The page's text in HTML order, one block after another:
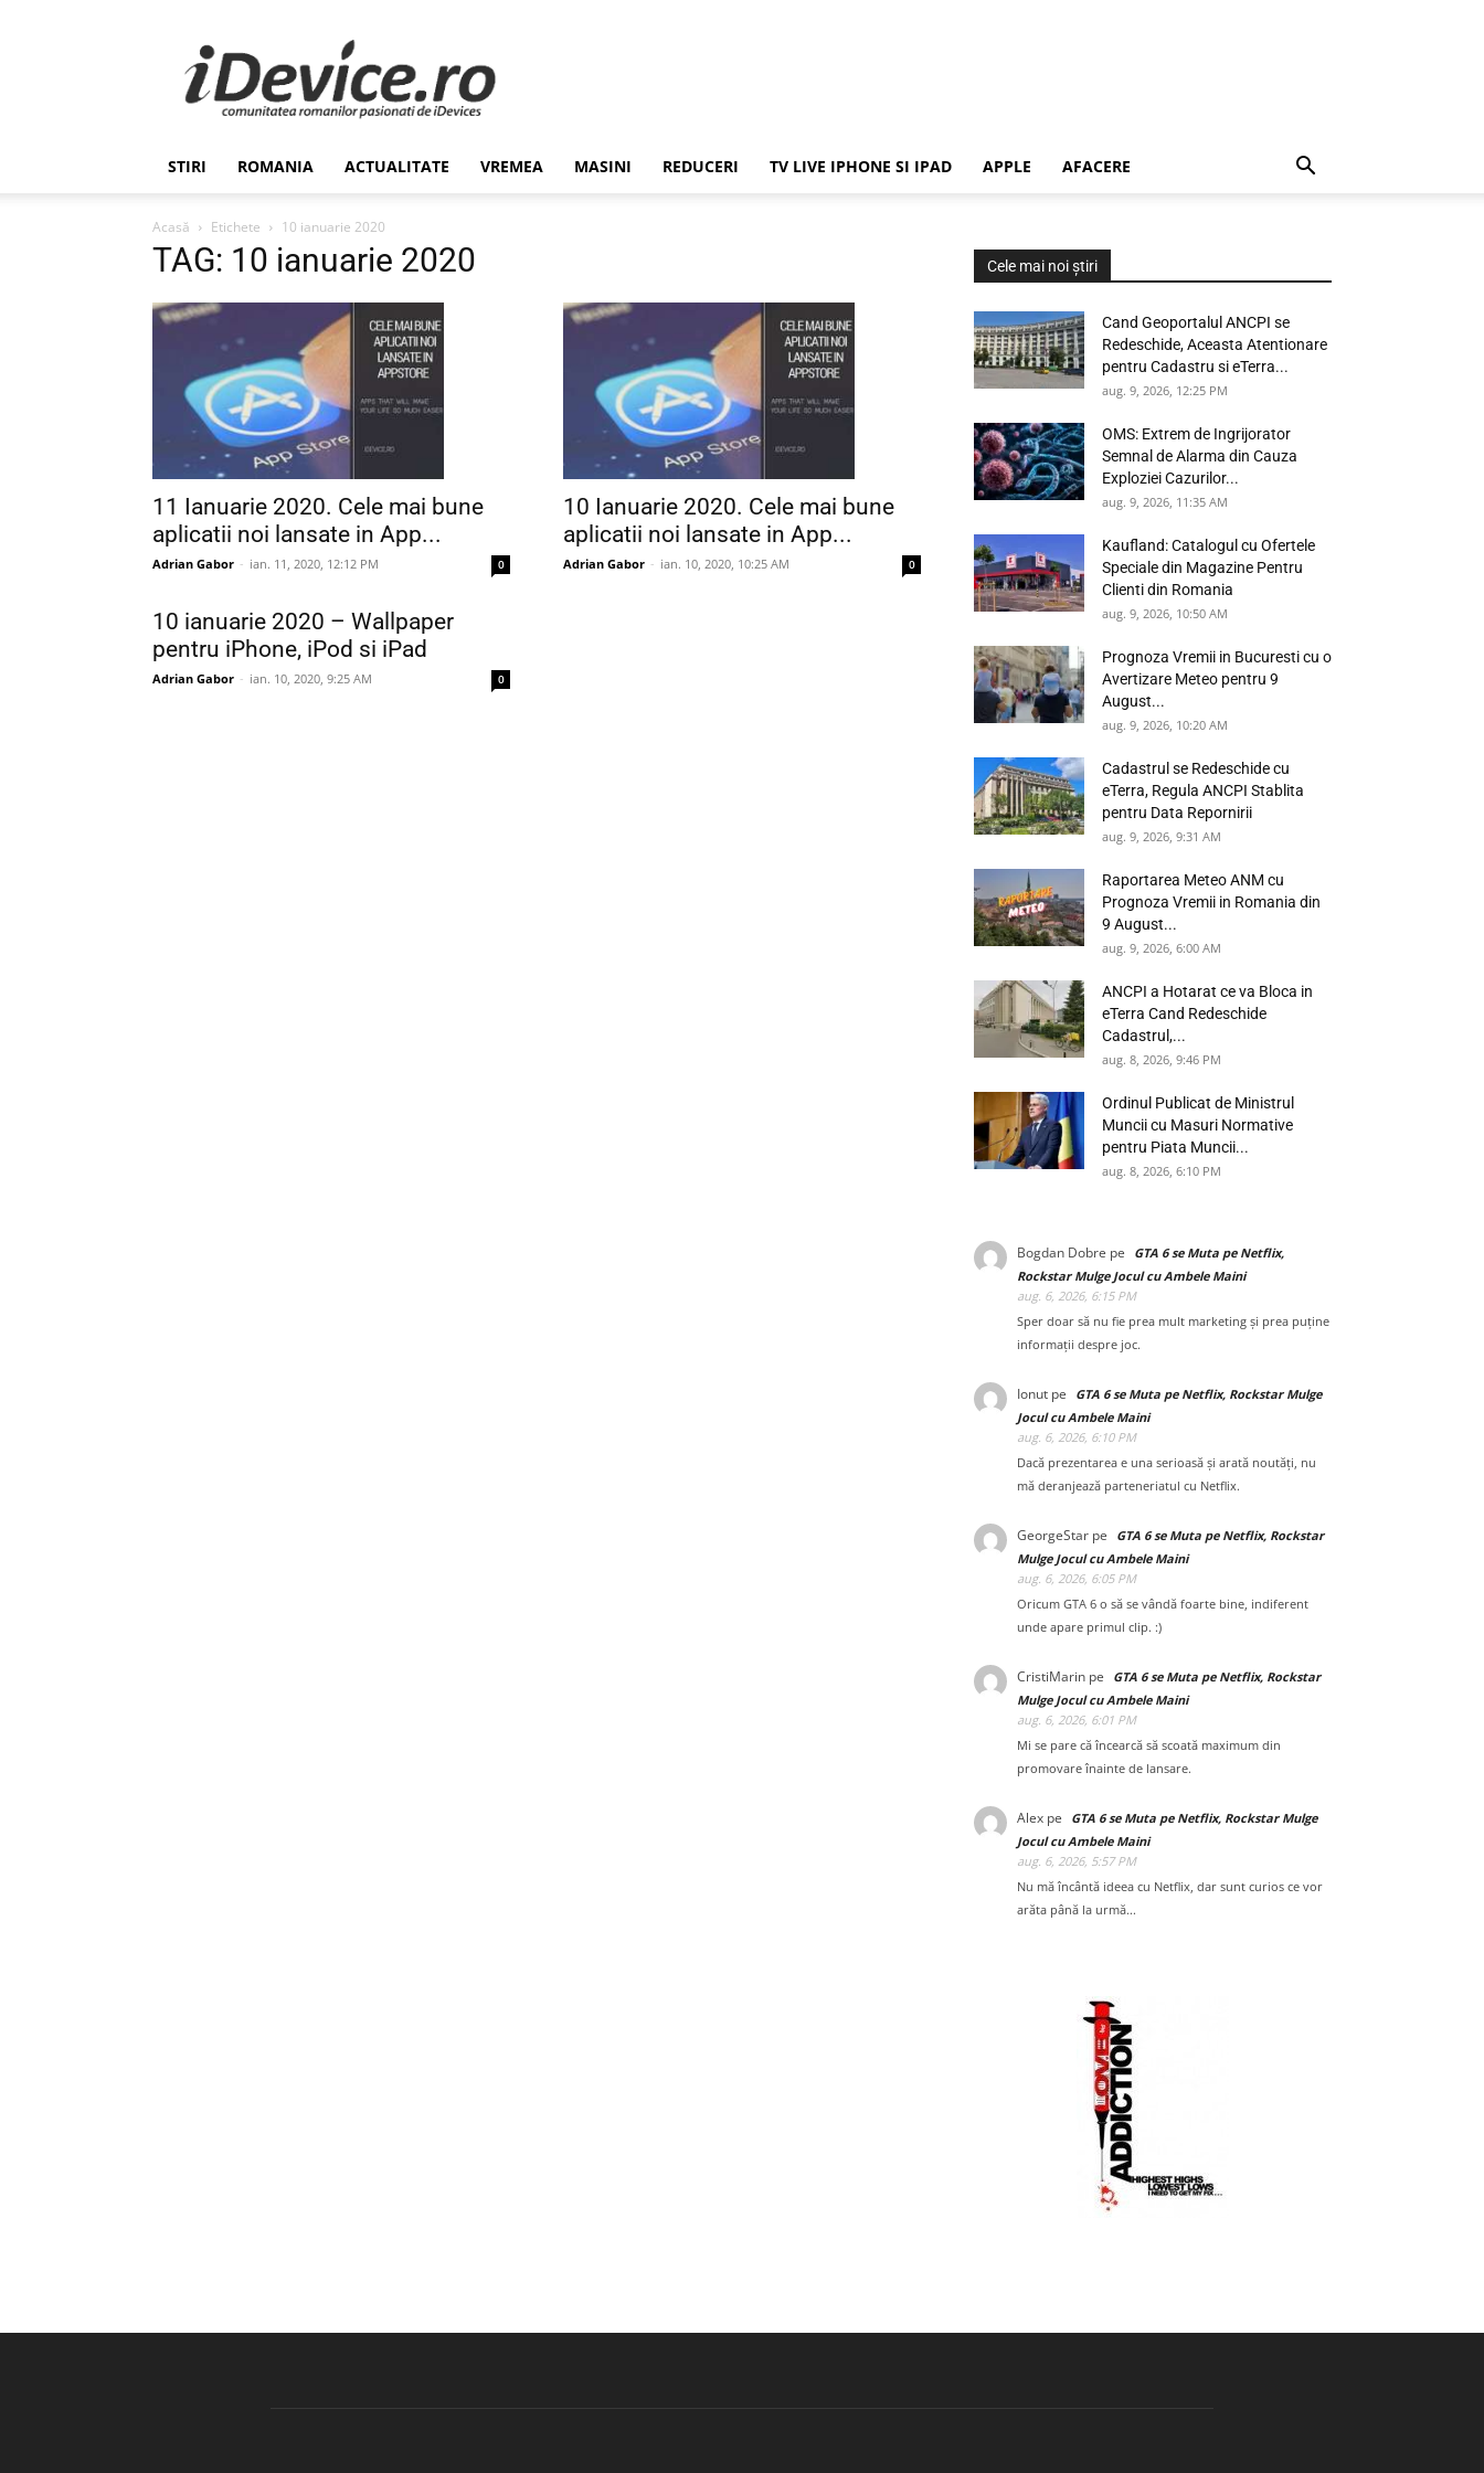
Stiri
de
Ultima
Ora
Romania,
Economie,
Stiinta
–
STIRI ROMANIA ACTUALITATE VREMEA MASINI REDUCERI TV LIVE IPHONE SI IPAD APPLE AFACERE
Acasă Etichete 10 ianuarie 2020
TAG: 10 ianuarie 2020
11 Ianuarie 2020. Cele mai bune
aplicatii noi lansate in App...
Adrian Gabor - ian. 11, 2020, 12:12 PM 0
10 Ianuarie 2020. Cele mai bune
aplicatii noi lansate in App...
Adrian Gabor - ian. 10, 2020, 10:25 AM 0
10 ianuarie 2020 – Wallpaper
pentru iPhone, iPod si iPad
Adrian Gabor - ian. 10, 2020, 9:25 AM 0
Cele mai noi știri
Cand Geoportalul ANCPI se
Redeschide, Aceasta Atentionare
pentru Cadastru si eTerra...
aug. 9, 2026, 12:25 PM
OMS: Extrem de Ingrijorator
Semnal de Alarma din Cauza
Exploziei Cazurilor...
aug. 9, 2026, 11:35 AM
Kaufland: Catalogul cu Ofertele
Speciale din Magazine Pentru
Clienti din Romania
aug. 9, 2026, 10:50 AM
Prognoza Vremii in Bucuresti cu o
Avertizare Meteo pentru 9
August...
aug. 9, 2026, 10:20 AM
Cadastrul se Redeschide cu
eTerra, Regula ANCPI Stablita
pentru Data Repornirii
aug. 9, 2026, 9:31 AM
Raportarea Meteo ANM cu
Prognoza Vremii in Romania din
9 August...
aug. 9, 2026, 6:00 AM
ANCPI a Hotarat ce va Bloca in
eTerra Cand Redeschide
Cadastrul,...
aug. 8, 2026, 9:46 PM
Ordinul Publicat de Ministrul
Muncii cu Masuri Normative
pentru Piata Muncii...
aug. 8, 2026, 6:10 PM
Bogdan Dobre pe
GTA 6 se Muta pe Netflix,
Rockstar Mulge Jocul cu Ambele Maini
aug. 6, 2026, 6:15 PM
Sper doar să nu fie prea mult marketing și prea puține
informații despre joc.
Ionut pe
GTA 6 se Muta pe Netflix, Rockstar Mulge
Jocul cu Ambele Maini
aug. 6, 2026, 6:10 PM
Dacă prezentarea e una serioasă și arată noutăți, nu
mă deranjează parteneriatul cu Netflix.
GeorgeStar pe
GTA 6 se Muta pe Netflix, Rockstar
Mulge Jocul cu Ambele Maini
aug. 6, 2026, 6:05 PM
Oricum GTA 6 o să se vândă foarte bine, indiferent
unde apare primul clip. :)
CristiMarin pe
GTA 6 se Muta pe Netflix, Rockstar
Mulge Jocul cu Ambele Maini
aug. 6, 2026, 6:01 PM
Mi se pare că încearcă să scoată maximum din
promovare înainte de lansare.
Alex pe
GTA 6 se Muta pe Netflix, Rockstar Mulge
Jocul cu Ambele Maini
aug. 6, 2026, 5:57 PM
Nu mă încântă ideea cu Netflix, dar sunt curios ce vor
arăta până la urmă...